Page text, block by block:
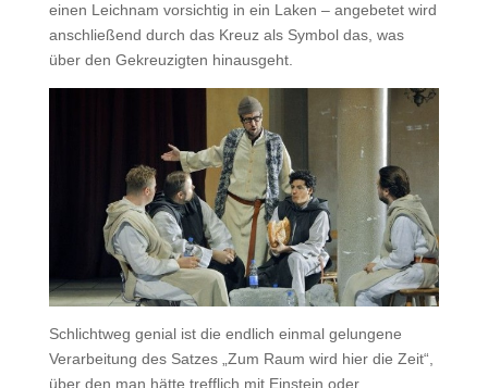
einen Leichnam vorsichtig in ein Laken – angebetet wird
anschließend durch das Kreuz als Symbol das, was
über den Gekreuzigten hinausgeht.
Schlichtweg genial ist die endlich einmal gelungene
Verarbeitung des Satzes „Zum Raum wird hier die Zeit“,
über den man hätte trefflich mit Einstein oder